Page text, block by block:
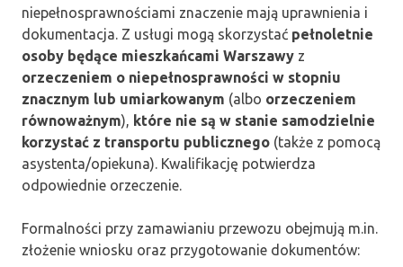
niepełnosprawnościami znaczenie mają uprawnienia i
dokumentacja. Z usługi mogą skorzystać pełnoletnie
osoby będące mieszkańcami Warszawy z
orzeczeniem o niepełnosprawności w stopniu
znacznym lub umiarkowanym (albo orzeczeniem
równoważnym), które nie są w stanie samodzielnie
korzystać z transportu publicznego (także z pomocą
asystenta/opiekuna). Kwalifikację potwierdza
odpowiednie orzeczenie.
Formalności przy zamawianiu przewozu obejmują m.in.
złożenie wniosku oraz przygotowanie dokumentów: